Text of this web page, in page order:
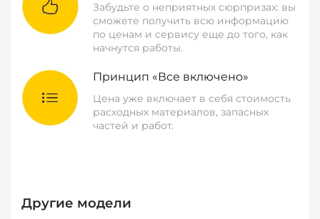
Забудьте о неприятных сюрпризах: вы
сможете получить всю информацию
по ценам и сервису еще до того, как
начнутся работы.
Принцип «Все включено»
Цена уже включает в себя стоимость
расходных материалов, запасных
частей и работ.
Другие модели